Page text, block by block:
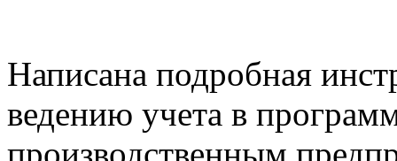
Написана подробная
ведению учета в
производственным